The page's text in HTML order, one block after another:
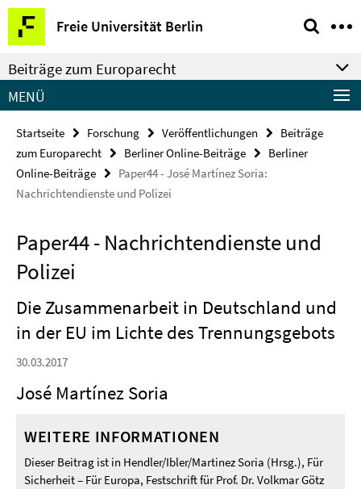
Springe
direkt
zu
Inhalt
Freie Universität Berlin
Service-
Navigation
Beiträge zum Europarecht
MENÜ
Startseite Forschung Veröffentlichungen
Beiträge
zum Europarecht
Berliner Online-Beiträge
Berliner
Online-Beiträge
Paper44 - José Martínez Soria:
Nachrichtendienste und Polizei
Paper44 - Nachrichtendienste und
Polizei
Die Zusammenarbeit in Deutschland und
in der EU im Lichte des Trennungsgebots
30.03.2017
José Martínez Soria
WEITERE INFORMATIONEN
Dieser Beitrag ist in Hendler/Ibler/Martinez Soria (Hrsg.), Für
Sicherheit – Für Europa, Festschrift für Prof. Dr. Volkmar Götz